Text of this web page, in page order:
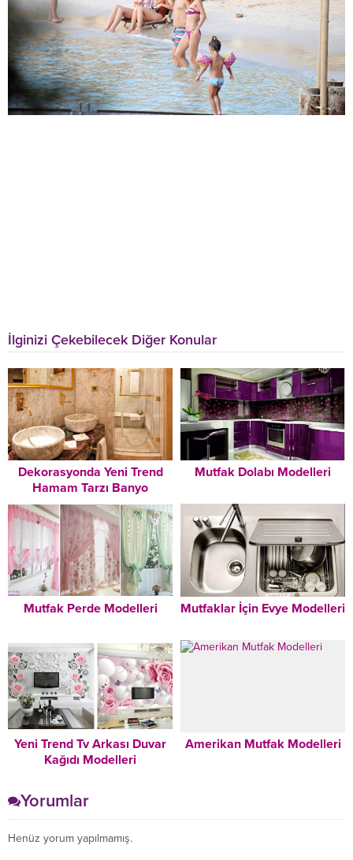
İlginizi Çekebilecek Diğer Konular
Dekorasyonda Yeni Trend
Hamam Tarzı Banyo
Dekorasyonu Modelleri
Mutfak Dolabı Modelleri
Mutfak Perde Modelleri Mutfaklar İçin Evye Modelleri
Yeni Trend Tv Arkası Duvar
Kağıdı Modelleri
Amerikan Mutfak Modelleri
Yorumlar
Henüz yorum yapılmamış.